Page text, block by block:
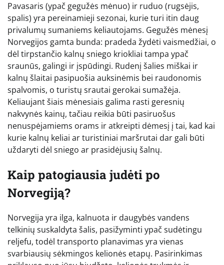
Pavasaris (ypač gegužės mėnuo) ir ruduo (rugsėjis,
spalis) yra pereinamieji sezonai, kurie turi itin daug
privalumų sumaniems keliautojams. Gegužės mėnesį
Norvegijos gamta bunda: pradeda žydėti vaismedžiai, o
dėl tirpstančio kalnų sniego kriokliai tampa ypač
sraunūs, galingi ir įspūdingi. Rudenį šalies miškai ir
kalnų šlaitai pasipuošia auksinėmis bei raudonomis
spalvomis, o turistų srautai gerokai sumažėja.
Keliaujant šiais mėnesiais galima rasti geresnių
nakvynės kainų, tačiau reikia būti pasiruošus
nenuspėjamiems orams ir atkreipti dėmesį į tai, kad kai
kurie kalnų keliai ar turistiniai maršrutai dar gali būti
uždaryti dėl sniego ar prasidėjusių šalnų.
Kaip patogiausia judėti po
Norvegiją?
Norvegija yra ilga, kalnuota ir daugybės vandens
telkinių suskaldyta šalis, pasižyminti ypač sudėtingu
reljefu, todėl transporto planavimas yra vienas
svarbiausių sėkmingos kelionės etapų. Pasirinkimas